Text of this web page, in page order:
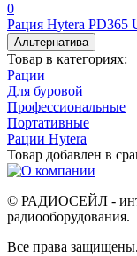
0
Рация Hytera PD365
Альтернатива
Товар в категориях:
Рации
Для буровой
Профессиональные
Портативные
Рации Hytera
Товар добавлен в
© РАДИОСЕЙЛ -
радиооборудования.
Все права